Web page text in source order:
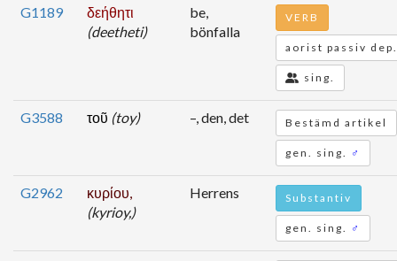
G1189
δεήθητι
(deetheti)
be,
bönfalla
VERB
aorist passiv
sing.
G3588 τοῦ (toy) –, den, det Bestämd artikel
gen. sing. ♂
G2962
κυρίου,
(kyrioy,)
Herrens Substantiv
gen. sing. ♂